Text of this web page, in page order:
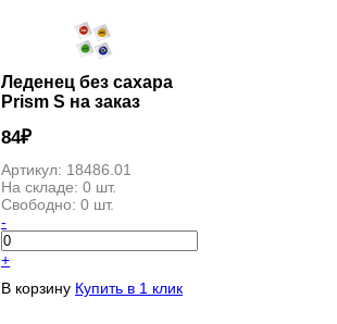
Леденец без сахара
Prism S на заказ
84₽
Артикул: 18486.01
На складе: 0 шт.
Свободно: 0 шт.
-
+
В корзину Купить в 1 клик